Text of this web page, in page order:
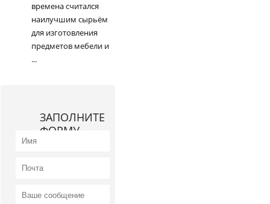
времена считался
наилучшим сырьём
для изготовления
предметов мебели и
...
ЗАПОЛНИТЕ
ФОРМУ